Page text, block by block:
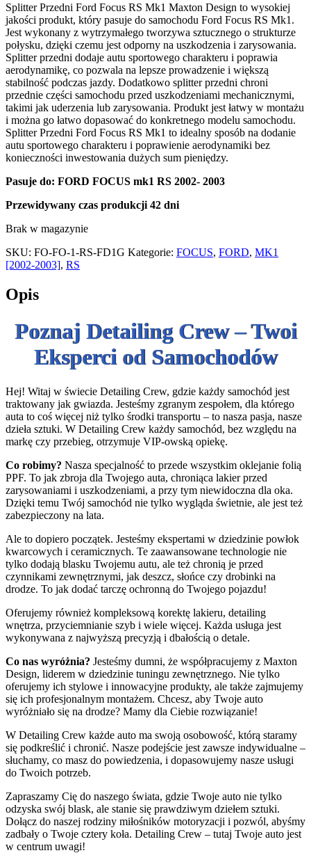
Splitter Przedni Ford Focus RS Mk1 Maxton Design to wysokiej
jakości produkt, który pasuje do samochodu Ford Focus RS Mk1.
Jest wykonany z wytrzymałego tworzywa sztucznego o strukturze
połysku, dzięki czemu jest odporny na uszkodzenia i zarysowania.
Splitter przedni dodaje autu sportowego charakteru i poprawia
aerodynamikę, co pozwala na lepsze prowadzenie i większą
stabilność podczas jazdy. Dodatkowo splitter przedni chroni
przednie części samochodu przed uszkodzeniami mechanicznymi,
takimi jak uderzenia lub zarysowania. Produkt jest łatwy w montażu
i można go łatwo dopasować do konkretnego modelu samochodu.
Splitter Przedni Ford Focus RS Mk1 to idealny sposób na dodanie
autu sportowego charakteru i poprawienie aerodynamiki bez
konieczności inwestowania dużych sum pieniędzy.
Pasuje do: FORD FOCUS mk1 RS 2002- 2003
Przewidywany czas produkcji 42 dni
Brak w magazynie
SKU: FO-FO-1-RS-FD1G Kategorie: FOCUS, FORD, MK1
[2002-2003], RS
Opis
Poznaj Detailing Crew – Twoi
Eksperci od Samochodów
Hej! Witaj w świecie Detailing Crew, gdzie każdy samochód jest
traktowany jak gwiazda. Jesteśmy zgranym zespołem, dla którego
auta to coś więcej niż tylko środki transportu – to nasza pasja, nasze
dzieła sztuki. W Detailing Crew każdy samochód, bez względu na
markę czy przebieg, otrzymuje VIP-owską opiekę.
Co robimy? Nasza specjalność to przede wszystkim oklejanie folią
PPF. To jak zbroja dla Twojego auta, chroniąca lakier przed
zarysowaniami i uszkodzeniami, a przy tym niewidoczna dla oka.
Dzięki temu Twój samochód nie tylko wygląda świetnie, ale jest też
zabezpieczony na lata.
Ale to dopiero początek. Jesteśmy ekspertami w dziedzinie powłok
kwarcowych i ceramicznych. Te zaawansowane technologie nie
tylko dodają blasku Twojemu autu, ale też chronią je przed
czynnikami zewnętrznymi, jak deszcz, słońce czy drobinki na
drodze. To jak dodać tarczę ochronną do Twojego pojazdu!
Oferujemy również kompleksową korektę lakieru, detailing
wnętrza, przyciemnianie szyb i wiele więcej. Każda usługa jest
wykonywana z najwyższą precyzją i dbałością o detale.
Co nas wyróżnia? Jesteśmy dumni, że współpracujemy z Maxton
Design, liderem w dziedzinie tuningu zewnętrznego. Nie tylko
oferujemy ich stylowe i innowacyjne produkty, ale także zajmujemy
się ich profesjonalnym montażem. Chcesz, aby Twoje auto
wyróżniało się na drodze? Mamy dla Ciebie rozwiązanie!
W Detailing Crew każde auto ma swoją osobowość, którą staramy
się podkreślić i chronić. Nasze podejście jest zawsze indywidualne –
słuchamy, co masz do powiedzenia, i dopasowujemy nasze usługi
do Twoich potrzeb.
Zapraszamy Cię do naszego świata, gdzie Twoje auto nie tylko
odzyska swój blask, ale stanie się prawdziwym dziełem sztuki.
Dołącz do naszej rodziny miłośników motoryzacji i pozwól, abyśmy
zadbały o Twoje cztery koła. Detailing Crew – tutaj Twoje auto jest
w centrum uwagi!